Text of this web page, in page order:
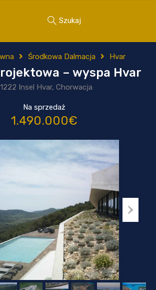
Szukaj
Środkowa Dalmacja Hvar
– wyspa Hvar
Insel Hvar, Chorwacja
Na sprzedaż
1.490.000€